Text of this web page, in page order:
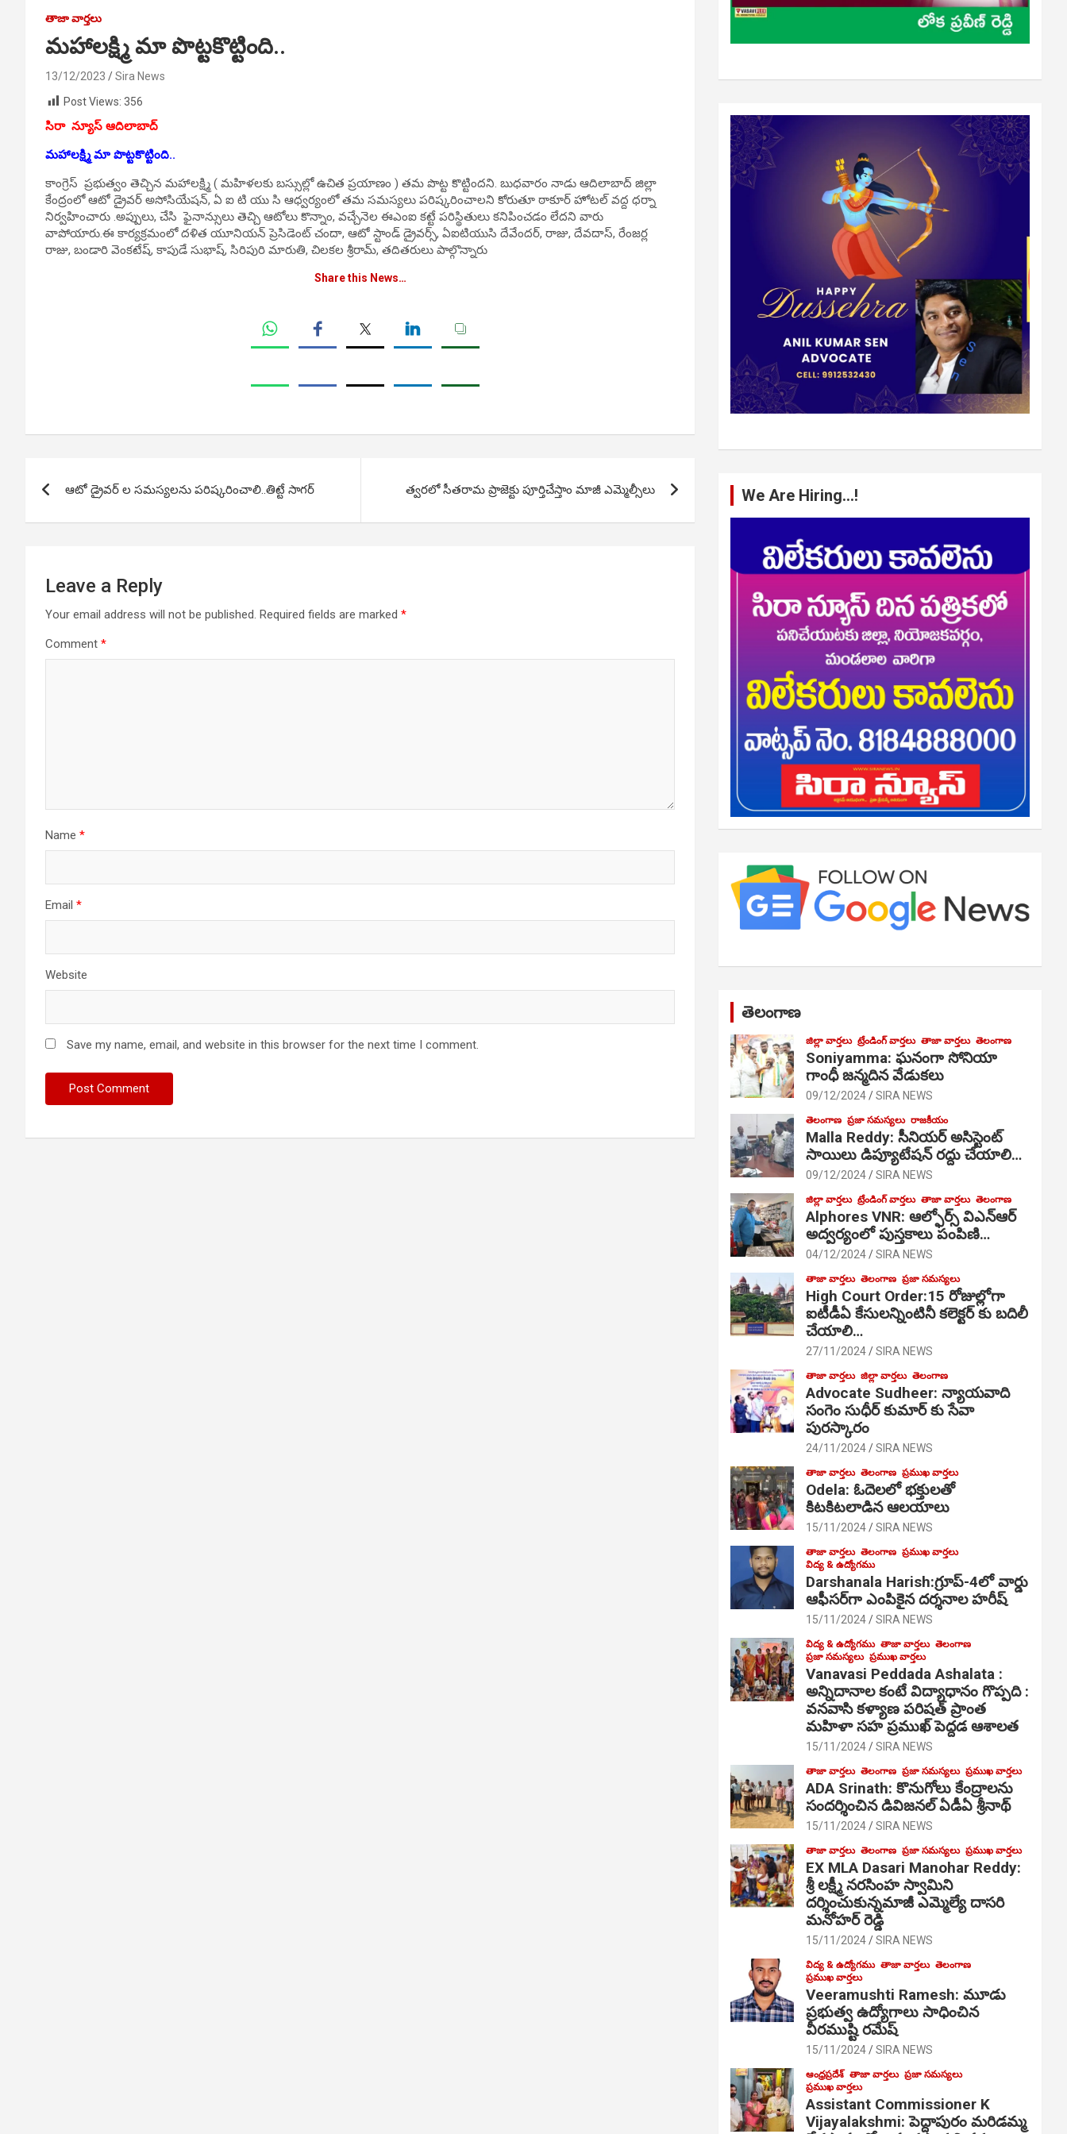
తాజా వార్తలు
మహాలక్ష్మి మా పొట్టకొట్టింది..
13/12/2023
Sira News
Post Views: 356
సిరా న్యూస్ ఆదిలాబాద్
మహాలక్ష్మి మా పొట్టకొట్టింది..
కాంగ్రెస్ ప్రభుత్వం తెచ్చిన మహాలక్ష్మి ( మహిళలకు బస్సుల్లో ఉచిత ప్రయాణం ) తమ పొట్ట కొట్టిందని. బుధవారం నాడు ఆదిలాబాద్ జిల్లా
కేంద్రంలో ఆటో డ్రైవర్ అసోసియేషన్, ఏ ఐ టి యు సి ఆధ్వర్యంలో తమ సమస్యలు పరిష్కరించాలని కోరుతూ ఠాకూర్ హోటల్ వద్ద ధర్నా
నిర్వహించారు .అప్పులు, చేసి ఫైనాన్సులు తెచ్చి ఆటోలు కొన్నాం, వచ్చేనెల ఈఎంఐ కట్టే పరిస్థితులు కనిపించడం లేదని వారు
వాపోయారు.ఈ కార్యక్రమంలో దళిత యూనియన్ ప్రెసిడెంట్ చందా, ఆటో స్టాండ్ డ్రైవర్స్, ఏఐటియుసి దేవేందర్, రాజు, దేవదాస్, రేంజర్ల
రాజు, బండారి వెంకటేష్, కాపుడే సుభాష్, సిరిపురి మారుతి, చిలకల శ్రీరామ్, తదితరులు పాల్గొన్నారు
Share this News…
navigation
ఆటో డ్రైవర్ ల సమస్యలను పరిష్కరించాలి..తిట్టే సాగర్ త్వరలో సీతరామ ప్రాజెక్టు పూర్తిచేస్తాం మాజీ ఎమ్మెల్సీలు
Leave a Reply
Your email address will not be published. Required fields are marked *
Comment *
Name *
Email *
Website
Save my name, email, and website in this browser for the next time I comment.
We Are Hiring…!
తెలంగాణ
జిల్లా వార్తలు ట్రేండింగ్ వార్తలు తాజా వార్తలు తెలంగాణ
Soniyamma: ఘ‌నంగా సోనియా
గాంధీ జ‌న్మ‌దిన వేడుక‌లు
09/12/2024 SIRA NEWS
తెలంగాణ ప్రజా సమస్యలు రాజకీయం
Malla Reddy: సీనియర్ అసిస్టెంట్
సాయిలు డిప్యూటేషన్ రద్దు చేయాలి…
09/12/2024 SIRA NEWS
జిల్లా వార్తలు ట్రేండింగ్ వార్తలు తాజా వార్తలు తెలంగాణ
Alphores VNR: ఆల్ఫోర్స్ విఎన్ఆర్
అద్వర్యంలో పుస్తకాలు పంపిణి…
04/12/2024 SIRA NEWS
తాజా వార్తలు తెలంగాణ ప్రజా సమస్యలు
High Court Order:15 రోజుల్లోగా
ఐటీడీఏ కేసులన్నింటినీ కలెక్టర్ కు బదిలీ
చేయాలి…
27/11/2024 SIRA NEWS
తాజా వార్తలు జిల్లా వార్తలు తెలంగాణ
Advocate Sudheer: న్యాయవాది
సంగెం సుధీర్ కుమార్ కు సేవా
పురస్కారం
24/11/2024 SIRA NEWS
తాజా వార్తలు తెలంగాణ ప్రముఖ వార్తలు
Odela: ఓదెల‌లో భక్తులతో
కిటకిటలాడిన ఆల‌యాలు
15/11/2024 SIRA NEWS
తాజా వార్తలు తెలంగాణ ప్రముఖ వార్తలు
విద్య & ఉద్యోగము
Darshanala Harish:గ్రూప్-4లో వార్డు
ఆఫీసర్‌గా ఎంపికైన దర్శనాల హరీష్
15/11/2024 SIRA NEWS
విద్య & ఉద్యోగము తాజా వార్తలు తెలంగాణ
ప్రజా సమస్యలు ప్రముఖ వార్తలు
Vanavasi Peddada Ashalata :
అన్నిదానాల కంటే విద్యాధానం గొప్పది :
వనవాసి కళ్యాణ పరిషత్ ప్రాంత
మహిళా సహ ప్రముఖ్ పెద్దడ ఆశాలత
15/11/2024 SIRA NEWS
తాజా వార్తలు తెలంగాణ ప్రజా సమస్యలు ప్రముఖ వార్తలు
ADA Srinath: కొనుగోలు కేంద్రాల‌ను
సంద‌ర్శించిన డివిజనల్ ఏడీఏ శ్రీనాథ్
15/11/2024 SIRA NEWS
తాజా వార్తలు తెలంగాణ ప్రజా సమస్యలు ప్రముఖ వార్తలు
EX MLA Dasari Manohar Reddy:
శ్రీ లక్ష్మీ నరసింహ స్వామిని
దర్శించుకున్నమాజీ ఎమ్మెల్యే దాసరి
మనోహర్ రెడ్డి
15/11/2024 SIRA NEWS
విద్య & ఉద్యోగము తాజా వార్తలు తెలంగాణ
ప్రముఖ వార్తలు
Veeramushti Ramesh: మూడు
ప్రభుత్వ ఉద్యోగాలు సాధించిన
వీరముష్టి రమేష్
15/11/2024 SIRA NEWS
ఆంధ్రప్రదేశ్ తాజా వార్తలు ప్రజా సమస్యలు
ప్రముఖ వార్తలు
Assistant Commissioner K
Vijayalakshmi: పెద్దాపురం మరిడమ్మ